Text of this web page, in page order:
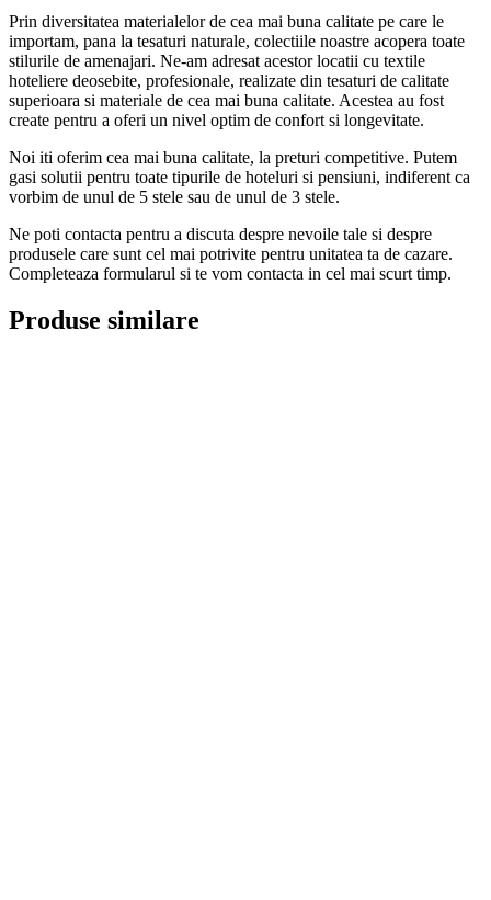
Prin diversitatea materialelor de cea mai buna calitate pe care le
importam, pana la tesaturi naturale, colectiile noastre acopera toate
stilurile de amenajari. Ne-am adresat acestor locatii cu textile
hoteliere deosebite, profesionale, realizate din tesaturi de calitate
superioara si materiale de cea mai buna calitate. Acestea au fost
create pentru a oferi un nivel optim de confort si longevitate.
Noi iti oferim cea mai buna calitate, la preturi competitive. Putem
gasi solutii pentru toate tipurile de hoteluri si pensiuni, indiferent ca
vorbim de unul de 5 stele sau de unul de 3 stele.
Ne poti contacta pentru a discuta despre nevoile tale si despre
produsele care sunt cel mai potrivite pentru unitatea ta de cazare.
Completeaza formularul si te vom contacta in cel mai scurt timp.
Produse similare